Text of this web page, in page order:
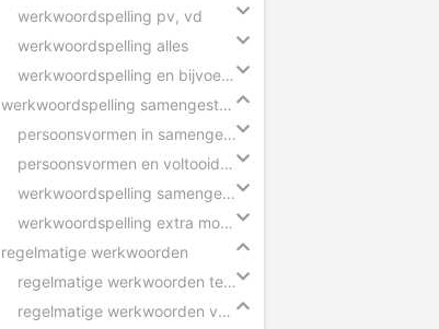
werkwoordspelling pv, vd
werkwoordspelling alles
werkwoordspelling en bijvoeglijk naamwoord
werkwoordspelling samengestelde zinnen
persoonsvormen in samengestelde zin
persoonsvormen en voltooid deelwoorden
werkwoordspelling samengestelde zin
werkwoordspelling extra moeilijk
regelmatige werkwoorden
regelmatige werkwoorden tegenwoordige tijd
regelmatige werkwoorden verleden tijd